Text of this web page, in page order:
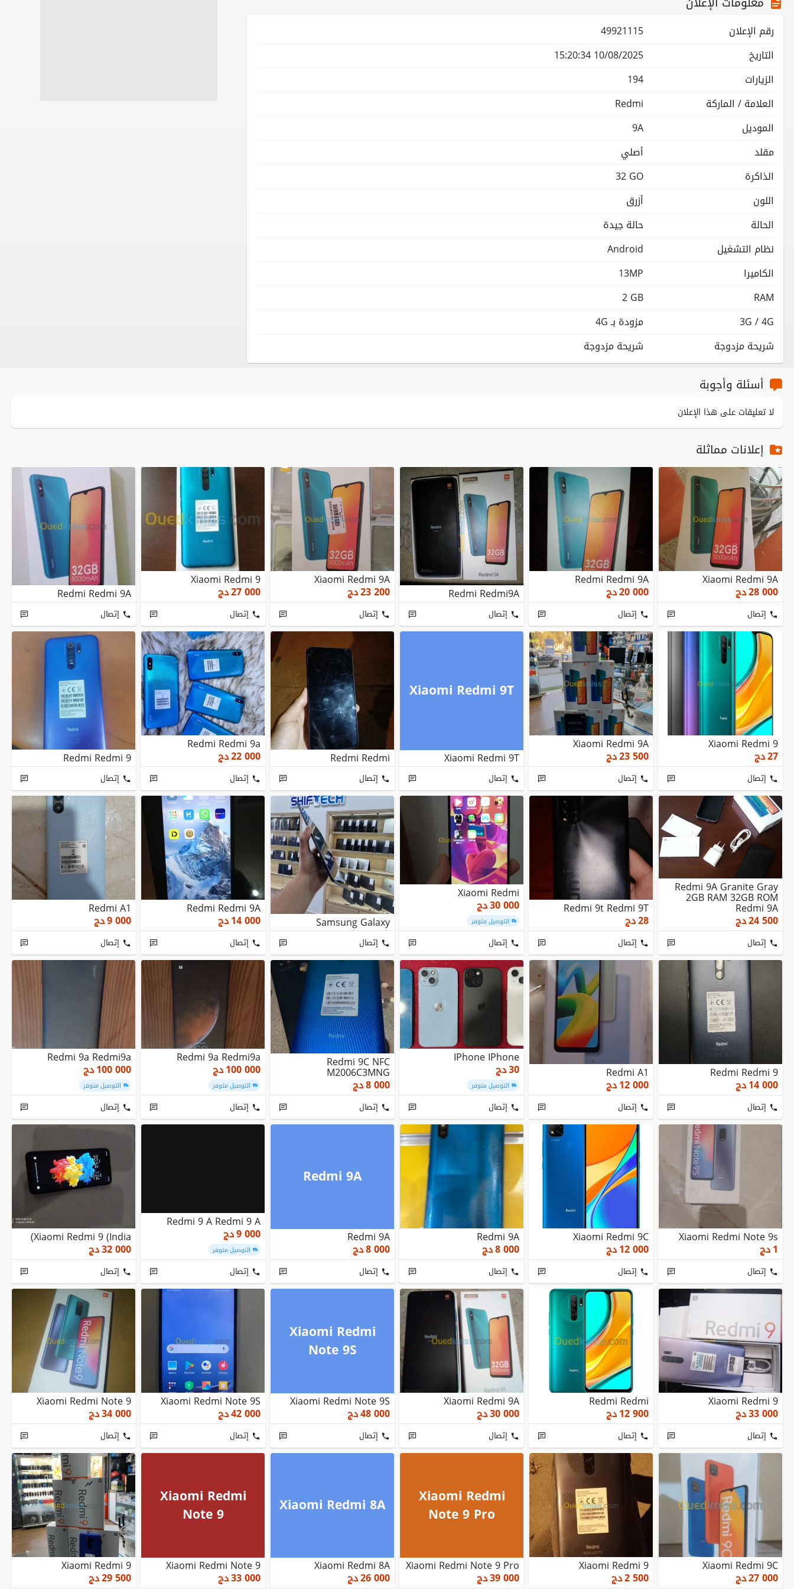
رقم الإعلان
49921115
التاريخ
10/08/2025 15:20:34
الزيارات
194
العلامة / الماركة
Redmi
الموديل
9A
مقلد
أصلي
الذاكرة
32 GO
اللون
أزرق
الحالة
حالة جيدة
نظام التشغيل
Android
الكاميرا
13MP
RAM
2 GB
3G / 4G
مزودة بـ 4G
شريحة مزدوجة
شريحة مزدوجة
أسئلة وأجوبة
لا تعليقات على هذا الإعلان
إعلانات مماثلة
Xiaomi Redmi 9A
28 000دج
إتصال
Redmi Redmi 9A
20 000دج
إتصال
Redmi Redmi9A
إتصال
Xiaomi Redmi 9A
23 200دج
إتصال
Xiaomi Redmi 9
27 000دج
إتصال
Redmi Redmi 9A
إتصال
Xiaomi Redmi 9
27دج
إتصال
Xiaomi Redmi 9A
23 500دج
إتصال
Xiaomi Redmi 9T
Xiaomi Redmi 9T
إتصال
Redmi Redmi
إتصال
Redmi Redmi 9a
22 000دج
إتصال
Redmi Redmi 9
إتصال
Redmi 9A Granite Gray
2GB RAM 32GB ROM
Redmi 9A
24 500دج
إتصال
Redmi 9t Redmi 9T
28دج
إتصال
Xiaomi Redmi
30 000دج
التوصيل متوفر
إتصال
Samsung Galaxy
إتصال
Redmi Redmi 9A
14 000دج
إتصال
Redmi A1
9 000دج
إتصال
Redmi Redmi 9
14 000دج
إتصال
Redmi A1
12 000دج
إتصال
IPhone IPhone
30دج
التوصيل متوفر
إتصال
Redmi 9C NFC
M2006C3MNG
8 000دج
إتصال
Redmi 9a Redmi9a
100 000دج
التوصيل متوفر
إتصال
Redmi 9a Redmi9a
100 000دج
التوصيل متوفر
إتصال
Xiaomi Redmi Note 9s
1دج
إتصال
Xiaomi Redmi 9C
12 000دج
إتصال
Redmi 9A
8 000دج
إتصال
Redmi 9A
Redmi 9A
8 000دج
إتصال
Redmi 9 A Redmi 9 A
9 000دج
التوصيل متوفر
إتصال
Xiaomi Redmi 9 (India)
32 000دج
إتصال
Xiaomi Redmi 9
33 000دج
إتصال
Redmi Redmi
12 900دج
إتصال
Xiaomi Redmi 9A
30 000دج
إتصال
Xiaomi Redmi
Note 9S
Xiaomi Redmi Note 9S
48 000دج
إتصال
Xiaomi Redmi Note 9S
42 000دج
إتصال
Xiaomi Redmi Note 9
34 000دج
إتصال
Xiaomi Redmi 9C
27 000دج
Xiaomi Redmi 9
2 500دج
Xiaomi Redmi
Note 9 Pro
Xiaomi Redmi Note 9 Pro
39 000دج
Xiaomi Redmi 8A
Xiaomi Redmi 8A
26 000دج
Xiaomi Redmi
Note 9
Xiaomi Redmi Note 9
33 000دج
Xiaomi Redmi 9
29 500دج